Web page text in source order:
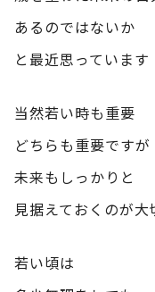
あるのではないか
と最近思っています
当然若い時も重要
どちらも重要ですが
未来もしっかりと
見据えておくのが大
若い頃は